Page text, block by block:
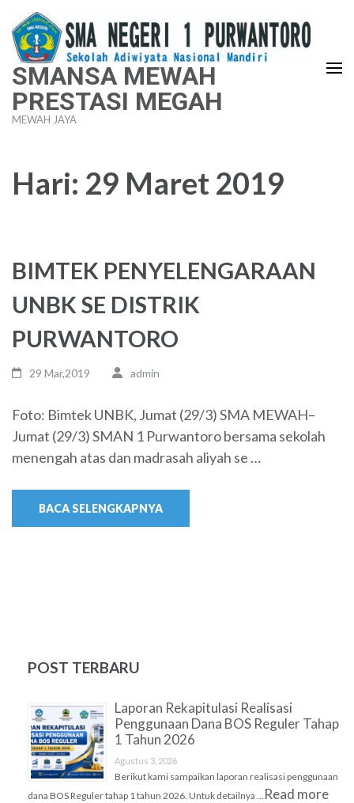
Lompat
ke
konten
(Tekan
Enter)
SMANSA MEWAH
PRESTASI MEGAH
MEWAH JAYA
Hari: 29 Maret 2019
BIMTEK PENYELENGARAAN
UNBK SE DISTRIK
PURWANTORO
29 Mar,2019 admin
Foto: Bimtek UNBK, Jumat (29/3) SMA MEWAH–
Jumat (29/3) SMAN 1 Purwantoro bersama sekolah
menengah atas dan madrasah aliyah se …
BACA SELENGKAPNYA
POST TERBARU
Laporan Rekapitulasi Realisasi
Penggunaan Dana BOS Reguler Tahap
1 Tahun 2026
Agustus 3, 2026
Berikut kami sampaikan laporan realisasi penggunaan
dana BOS Reguler tahap 1 tahun 2026. Untuk detailnya …
Read more